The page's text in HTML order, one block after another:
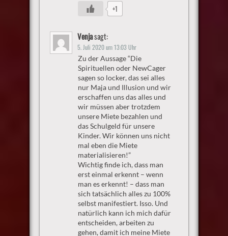
+1
Venjasagt:
5. Juli 2020 um 13:03 Uhr
Zu der Aussage “Die
Spirituellen oder NewCager
sagen so locker, das sei alles
nur Maja und Illusion und wir
erschaffen uns das alles und
wir müssen aber trotzdem
unsere Miete bezahlen und
das Schulgeld für unsere
Kinder. Wir können uns nicht
mal eben die Miete
materialisieren!”
Wichtig finde ich, dass man
erst einmal erkennt – wenn
man es erkennt! – dass man
sich tatsächlich alles zu 100%
selbst manifestiert. Isso. Und
natürlich kann ich mich dafür
entscheiden, arbeiten zu
gehen, damit ich meine Miete